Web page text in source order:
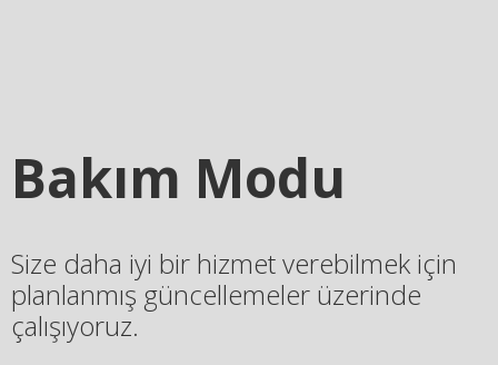
Bakım Modu
Size daha iyi bir hizmet verebilmek için
planlanmış güncellemeler üzerinde
çalışıyoruz.